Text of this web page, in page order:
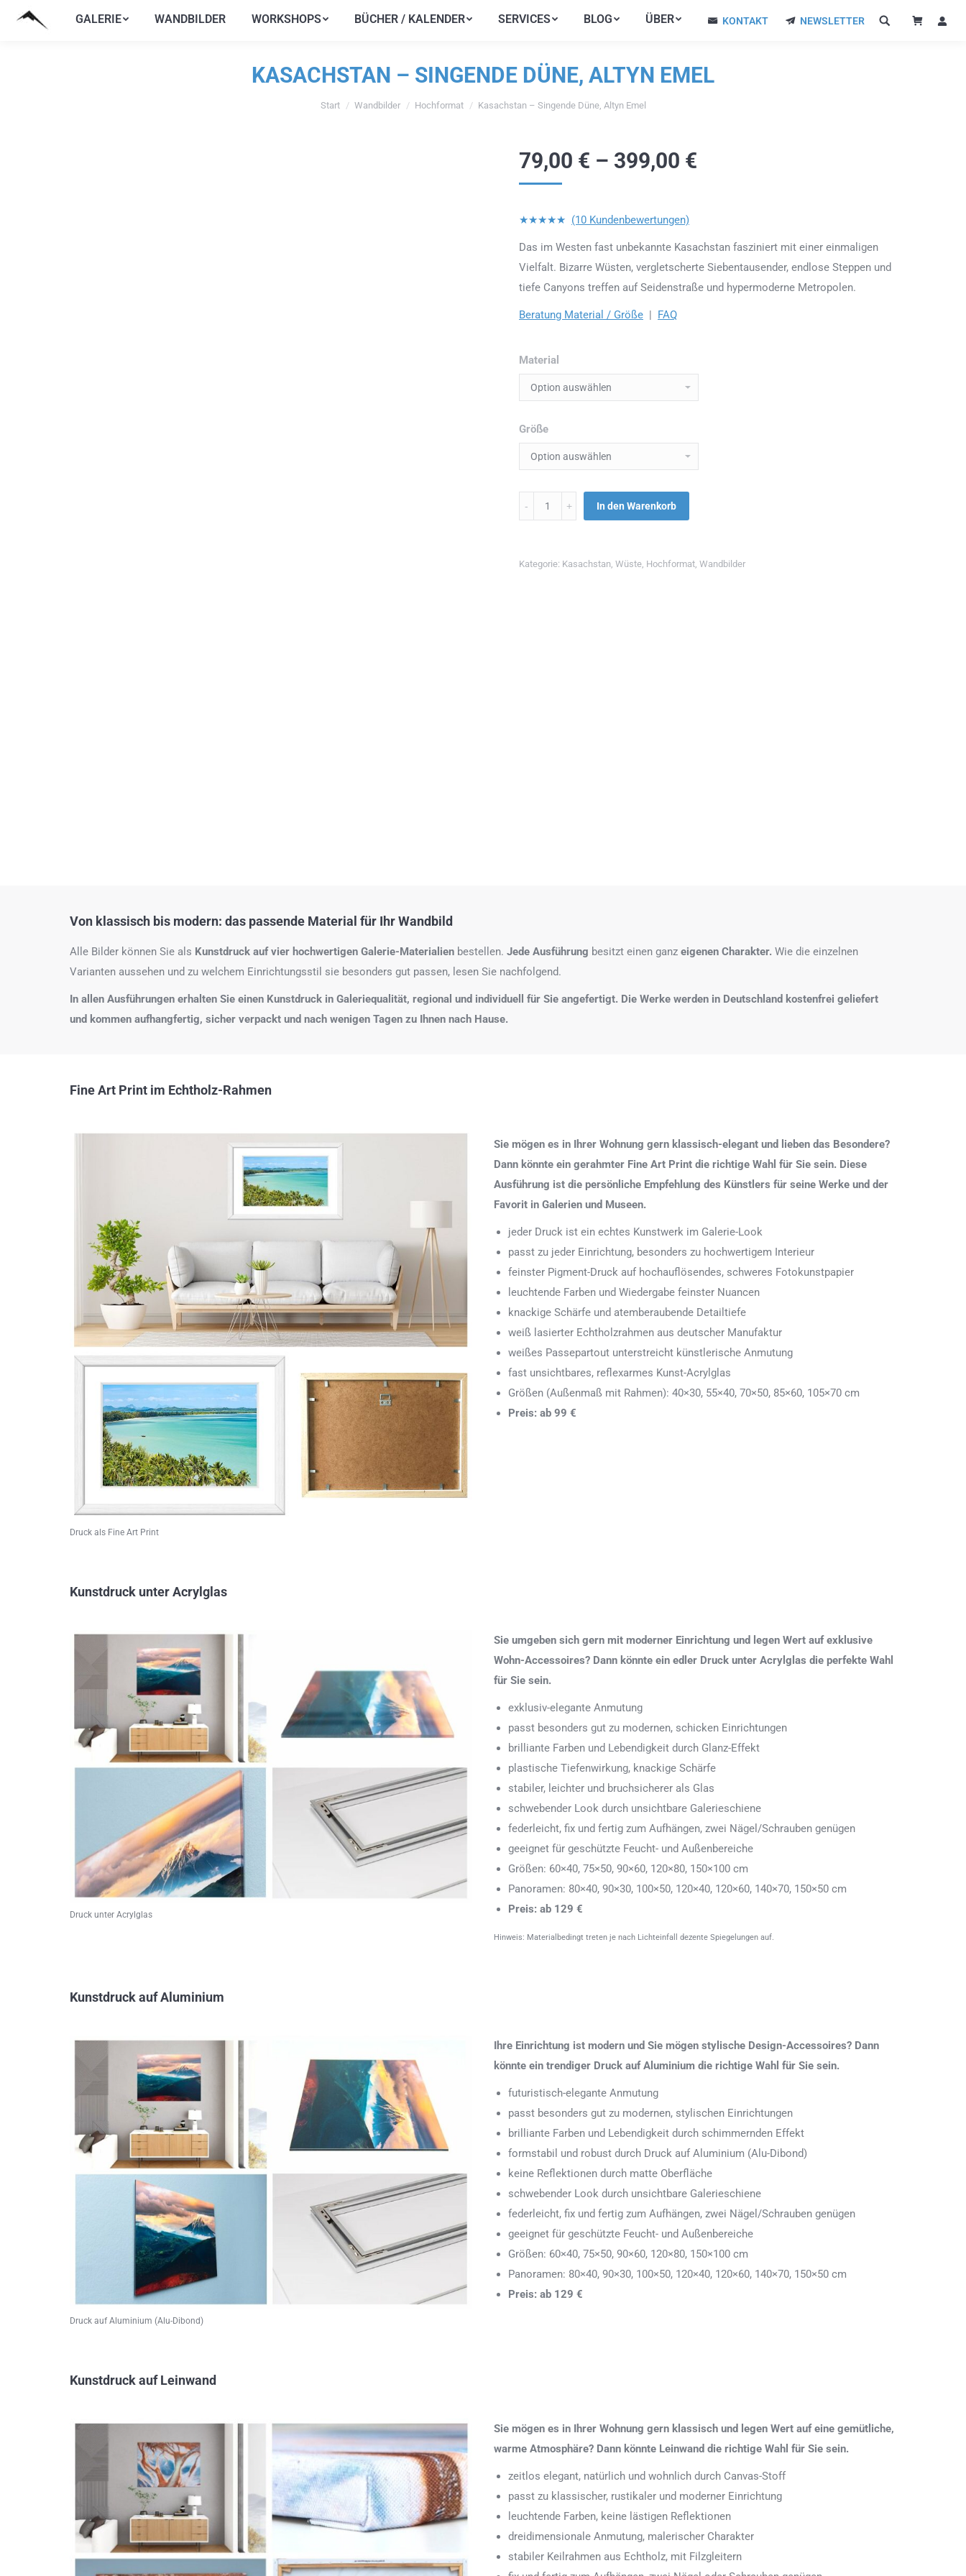
GALERIE WANDBILDER WORKSHOPS BÜCHER / KALENDER SERVICES BLOG ÜBER KONTAKT NEWSLETTER
KASACHSTAN – SINGENDE DÜNE, ALTYN EMEL
Sie befinden sich hier:
Start Wandbilder Hochformat Kasachstan – Singende Düne, Altyn Emel
79,00 € – 399,00 €
★★★★★ (10 Kundenbewertungen)
Das im Westen fast unbekannte Kasachstan fasziniert mit einer einmaligen
Vielfalt. Bizarre Wüsten, vergletscherte Siebentausender, endlose Steppen und
tiefe Canyons treffen auf Seidenstraße und hypermoderne Metropolen.
Beratung Material / Größe | FAQ
Material
Größe
Menge In den Warenkorb
Kategorie: Kasachstan, Wüste, Hochformat, Wandbilder
Von klassisch bis modern: das passende Material für Ihr Wandbild
Alle Bilder können Sie als Kunstdruck auf vier hochwertigen Galerie-Materialien bestellen. Jede Ausführung besitzt einen ganz eigenen Charakter. Wie die einzelnen
Varianten aussehen und zu welchem Einrichtungsstil sie besonders gut passen, lesen Sie nachfolgend.
In allen Ausführungen erhalten Sie einen Kunstdruck in Galeriequalität, regional und individuell für Sie angefertigt. Die Werke werden in Deutschland kostenfrei geliefert
und kommen aufhangfertig, sicher verpackt und nach wenigen Tagen zu Ihnen nach Hause.
Fine Art Print im Echtholz-Rahmen
Druck als Fine Art Print
Sie mögen es in Ihrer Wohnung gern klassisch-elegant und lieben das Besondere?
Dann könnte ein gerahmter Fine Art Print die richtige Wahl für Sie sein. Diese
Ausführung ist die persönliche Empfehlung des Künstlers für seine Werke und der
Favorit in Galerien und Museen.
jeder Druck ist ein echtes Kunstwerk im Galerie-Look
passt zu jeder Einrichtung, besonders zu hochwertigem Interieur
feinster Pigment-Druck auf hochauflösendes, schweres Fotokunstpapier
leuchtende Farben und Wiedergabe feinster Nuancen
knackige Schärfe und atemberaubende Detailtiefe
weiß lasierter Echtholzrahmen aus deutscher Manufaktur
weißes Passepartout unterstreicht künstlerische Anmutung
fast unsichtbares, reflexarmes Kunst-Acrylglas
Größen (Außenmaß mit Rahmen): 40×30, 55×40, 70×50, 85×60, 105×70 cm
Preis: ab 99 €
Kunstdruck unter Acrylglas
Druck unter Acrylglas
Sie umgeben sich gern mit moderner Einrichtung und legen Wert auf exklusive
Wohn-Accessoires? Dann könnte ein edler Druck unter Acrylglas die perfekte Wahl
für Sie sein.
exklusiv-elegante Anmutung
passt besonders gut zu modernen, schicken Einrichtungen
brilliante Farben und Lebendigkeit durch Glanz-Effekt
plastische Tiefenwirkung, knackige Schärfe
stabiler, leichter und bruchsicherer als Glas
schwebender Look durch unsichtbare Galerieschiene
federleicht, fix und fertig zum Aufhängen, zwei Nägel/Schrauben genügen
geeignet für geschützte Feucht- und Außenbereiche
Größen: 60×40, 75×50, 90×60, 120×80, 150×100 cm
Panoramen: 80×40, 90×30, 100×50, 120×40, 120×60, 140×70, 150×50 cm
Preis: ab 129 €
Hinweis: Materialbedingt treten je nach Lichteinfall dezente Spiegelungen auf.
Kunstdruck auf Aluminium
Druck auf Aluminium (Alu-Dibond)
Ihre Einrichtung ist modern und Sie mögen stylische Design-Accessoires? Dann
könnte ein trendiger Druck auf Aluminium die richtige Wahl für Sie sein.
futuristisch-elegante Anmutung
passt besonders gut zu modernen, stylischen Einrichtungen
brilliante Farben und Lebendigkeit durch schimmernden Effekt
formstabil und robust durch Druck auf Aluminium (Alu-Dibond)
keine Reflektionen durch matte Oberfläche
schwebender Look durch unsichtbare Galerieschiene
federleicht, fix und fertig zum Aufhängen, zwei Nägel/Schrauben genügen
geeignet für geschützte Feucht- und Außenbereiche
Größen: 60×40, 75×50, 90×60, 120×80, 150×100 cm
Panoramen: 80×40, 90×30, 100×50, 120×40, 120×60, 140×70, 150×50 cm
Preis: ab 129 €
Kunstdruck auf Leinwand
Sie mögen es in Ihrer Wohnung gern klassisch und legen Wert auf eine gemütliche,
warme Atmosphäre? Dann könnte Leinwand die richtige Wahl für Sie sein.
zeitlos elegant, natürlich und wohnlich durch Canvas-Stoff
passt zu klassischer, rustikaler und moderner Einrichtung
leuchtende Farben, keine lästigen Reflektionen
dreidimensionale Anmutung, malerischer Charakter
stabiler Keilrahmen aus Echtholz, mit Filzgleitern
GALERIE WANDBILDER WORKSHOPS BÜCHER / KALENDER SERVICES BLOG ÜBER KONTAKT NEWSLETTER